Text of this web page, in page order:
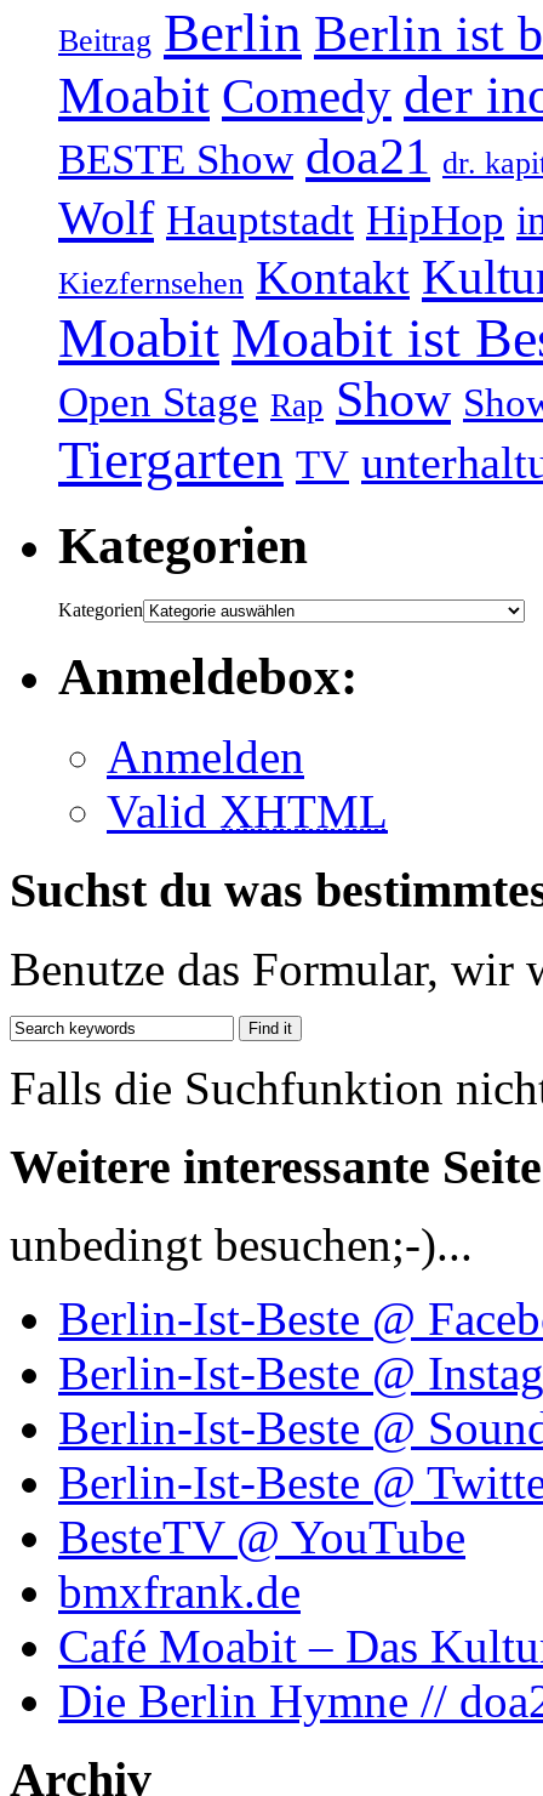
Beitrag Berlin Berlin ist
Moabit Comedy der
BESTE Show doa21 dr.
Wolf Hauptstadt HipHop
Kiezfernsehen Kontakt
Moabit Moabit ist
Open Stage Rap Show
Tiergarten TV
Kategorien
Kategorien
Anmeldebox:
Anmelden
Valid XHTML
Suchst du was
Benutze das Formular, wir
Falls die Suchfunktion
Weitere interessante
unbedingt besuchen;-)...
Berlin-Ist-Beste @
Berlin-Ist-Beste @
Berlin-Ist-Beste @
Berlin-Ist-Beste @
BesteTV @ YouTube
bmxfrank.de
Café Moabit – Das
Die Berlin Hymne //
Archiv